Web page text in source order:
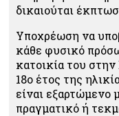
δικαιούται
Υποχρέωση να
κάθε φυσικό
κατοικία του
18ο έτος της
είναι εξαρτώμενο
πραγματικό ή